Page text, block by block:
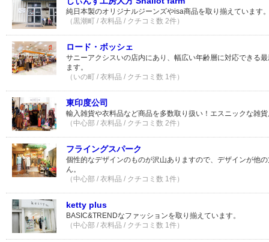
純日本製のオリジナルジーンズやisa商品を取り揃えています
（黒潮町 / 衣料品 / クチコミ数 2件）
ロード・ボッシェ
サニーアクシスいの店内にあり、幅広い年齢層に対応できる
ます。
（いの町 / 衣料品 / クチコミ数 1件）
東印度公司
輸入雑貨や衣料品など商品を多数取り扱い！エスニックな雑
（中心部 / 衣料品 / クチコミ数 2件）
フライングスパーク
個性的なデザインのものが沢山ありますので、デザインが他
ん。
（中心部 / 衣料品 / クチコミ数 1件）
ketty plus
BASIC&TRENDなファッションを取り揃えています。
（中心部 / 衣料品 / クチコミ数 1件）